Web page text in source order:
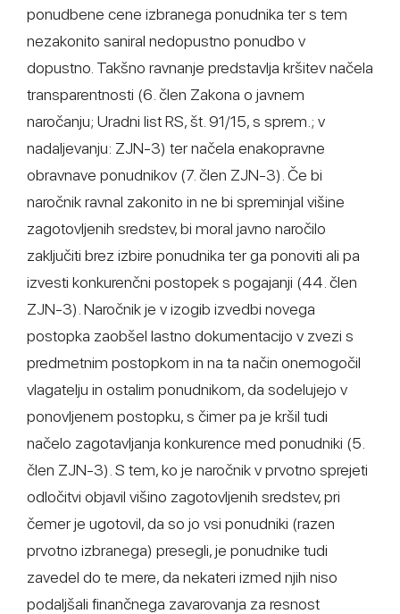
ponudbene cene izbranega ponudnika ter s tem
nezakonito saniral nedopustno ponudbo v
dopustno. Takšno ravnanje predstavlja kršitev načela
transparentnosti (6. člen Zakona o javnem
naročanju; Uradni list RS, št. 91/15, s sprem.; v
nadaljevanju: ZJN-3) ter načela enakopravne
obravnave ponudnikov (7. člen ZJN-3). Če bi
naročnik ravnal zakonito in ne bi spreminjal višine
zagotovljenih sredstev, bi moral javno naročilo
zaključiti brez izbire ponudnika ter ga ponoviti ali pa
izvesti konkurenčni postopek s pogajanji (44. člen
ZJN-3). Naročnik je v izogib izvedbi novega
postopka zaobšel lastno dokumentacijo v zvezi s
predmetnim postopkom in na ta način onemogočil
vlagatelju in ostalim ponudnikom, da sodelujejo v
ponovljenem postopku, s čimer pa je kršil tudi
načelo zagotavljanja konkurence med ponudniki (5.
člen ZJN-3). S tem, ko je naročnik v prvotno sprejeti
odločitvi objavil višino zagotovljenih sredstev, pri
čemer je ugotovil, da so jo vsi ponudniki (razen
prvotno izbranega) presegli, je ponudnike tudi
zavedel do te mere, da nekateri izmed njih niso
podaljšali finančnega zavarovanja za resnost